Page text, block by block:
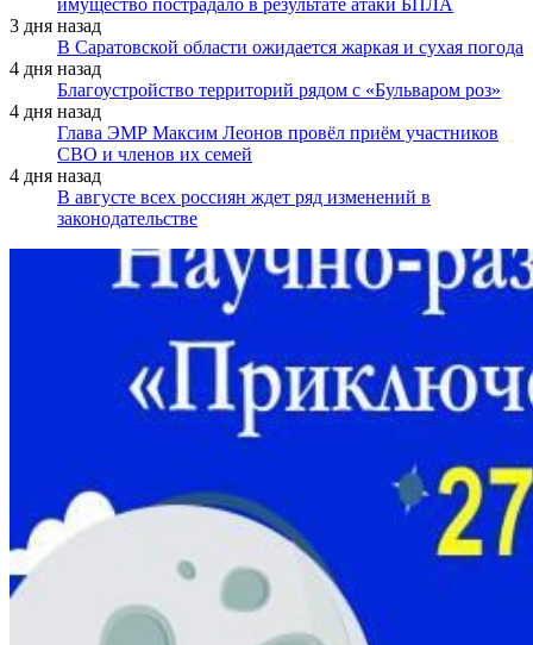
3 дня назад
В Саратовской области ожидается жаркая и сухая погода
4 дня назад
Благоустройство территорий рядом с «Бульваром роз»
4 дня назад
Глава ЭМР Максим Леонов провёл приём участников
СВО и членов их семей
4 дня назад
В августе всех россиян ждет ряд изменений в
законодательстве